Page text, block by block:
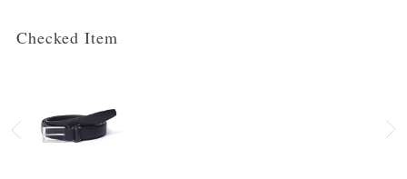
Checked Item